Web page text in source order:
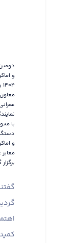
و
با
و